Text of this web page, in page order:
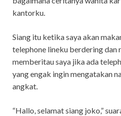
kantorku.
Siang itu ketika saya akan
telephone lineku berdering dan
memberitau saya jika ada
yang engak ingin mengatakan
angkat.
“Hallo, selamat siang joko,”